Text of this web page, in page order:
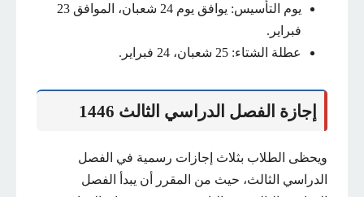
يوم التأسيس: يوافق يوم 24 شعبان، الموافق 23
فبراير.
عطلة الشتاء: 25 شعبان، 24 فبراير.
إجازة الفصل الدراسي الثالث 1446
ويحظى الطلاب بثلاث إجازات رسمية في الفصل
الدراسي الثالث، حيث من المقرر أن يبدأ الفصل